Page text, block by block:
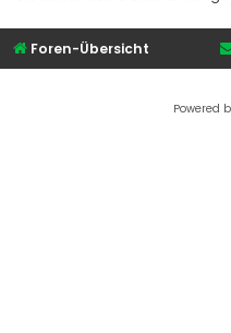
Foren-Übersicht
Powered